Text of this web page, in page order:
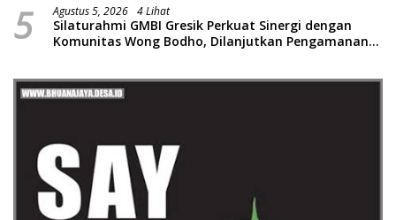
5 Agustus 5, 2026 4 Lihat
Silaturahmi GMBI Gresik Perkuat Sinergi dengan
Komunitas Wong Bodho, Dilanjutkan Pengamanan